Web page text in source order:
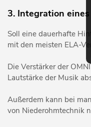
3. Integration eines
Soll eine dauerhafte
mit den meisten ELA-
Die Verstärker der
Lautstärke der Musik
Außerdem kann bei
von Niederohmtechnik